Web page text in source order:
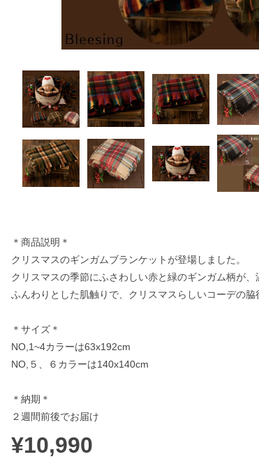
＊商品説明＊
クリスマスのギンガムブランケットが登場しました。
クリスマスの季節にふさわしい赤と緑のギンガム柄が、
ふんわりとした肌触りで、クリスマスらしいコーデの
＊サイズ＊
NO,1~4カラーは63x192cm
NO,５、６カラーは140x140cm
＊納期＊
２週間前後でお届け
¥10,990